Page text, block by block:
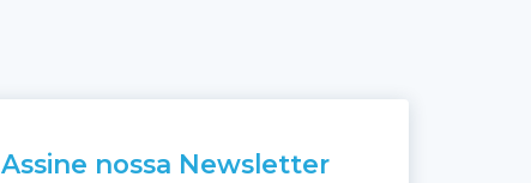
Assine nossa Newsletter